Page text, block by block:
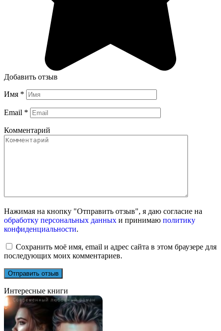
Добавить отзыв
Имя *
Email *
Комментарий
Нажимая на кнопку "Отправить отзыв", я даю согласие на
обработку персональных данных и принимаю политику
конфиденциальности.
Сохранить моё имя, email и адрес сайта в этом браузере для
последующих моих комментариев.
Интересные книги